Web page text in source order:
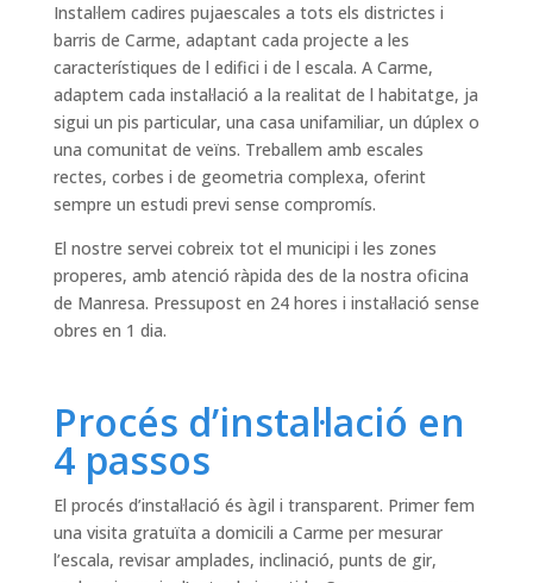
Instal·lem cadires pujaescales a tots els districtes i
barris de Carme, adaptant cada projecte a les
característiques de l edifici i de l escala. A Carme,
adaptem cada instal·lació a la realitat de l habitatge, ja
sigui un pis particular, una casa unifamiliar, un dúplex o
una comunitat de veïns. Treballem amb escales
rectes, corbes i de geometria complexa, oferint
sempre un estudi previ sense compromís.
El nostre servei cobreix tot el municipi i les zones
properes, amb atenció ràpida des de la nostra oficina
de Manresa. Pressupost en 24 hores i instal·lació sense
obres en 1 dia.
Procés d’instal·lació en
4 passos
El procés d’instal·lació és àgil i transparent. Primer fem
una visita gratuïta a domicili a Carme per mesurar
l’escala, revisar amplades, inclinació, punts de gir,